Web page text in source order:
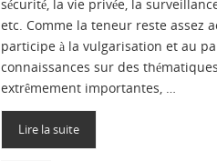
sécurité, la vie privée, la
etc. Comme la teneur reste assez
participe à la vulgarisation et au
connaissances sur des thématiques
extrêmement importantes, …
Lire la suite